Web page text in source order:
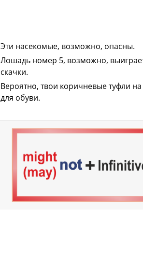
Эти насекомые, возможно, опасны.
Лошадь номер 5, возможно,
скачки.
Вероятно, твои коричневые туфли
для обуви.